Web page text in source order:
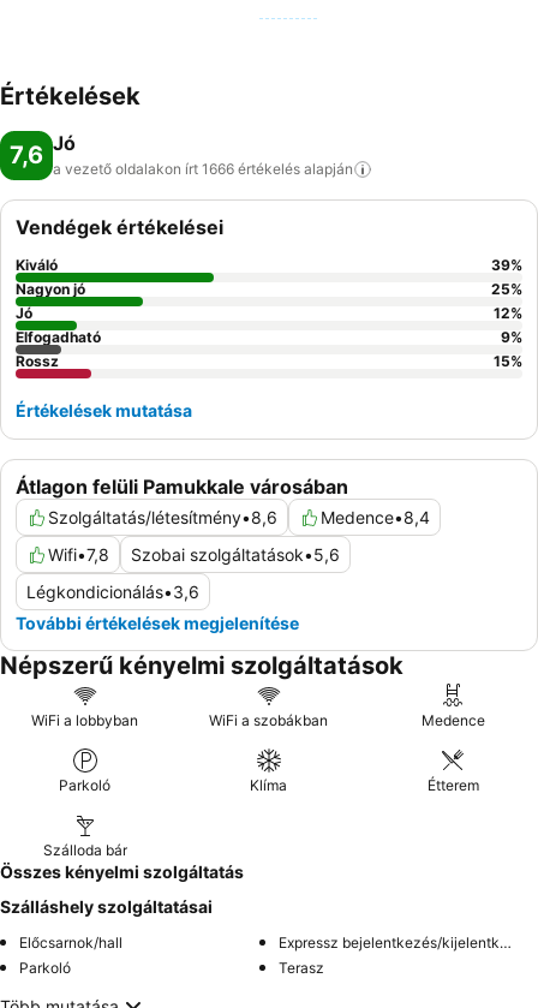
Értékelések
7,6 Jó
a vezető oldalakon írt 1666 értékelés alapján
Átlagon felüli Pamukkale városában
Szolgáltatás/létesítmény•8,6 Medence•8,4
Wifi•7,8 Szobai szolgáltatások•5,6
Légkondicionálás•3,6
További értékelések megjelenítése
Vendégek értékelései
Kiváló 39%
Nagyon jó
25%
Jó
12%
Elfogadható
9%
Rossz
15%
Értékelések mutatása
Népszerű kényelmi szolgáltatások
WiFi a lobbyban WiFi a szobákban Medence
Parkoló Klíma Étterem
Szálloda bár
Összes kényelmi szolgáltatás
Szálláshely szolgáltatásai
Előcsarnok/hall
Expressz bejelentkezés/kijelentkezés
Parkoló
Terasz